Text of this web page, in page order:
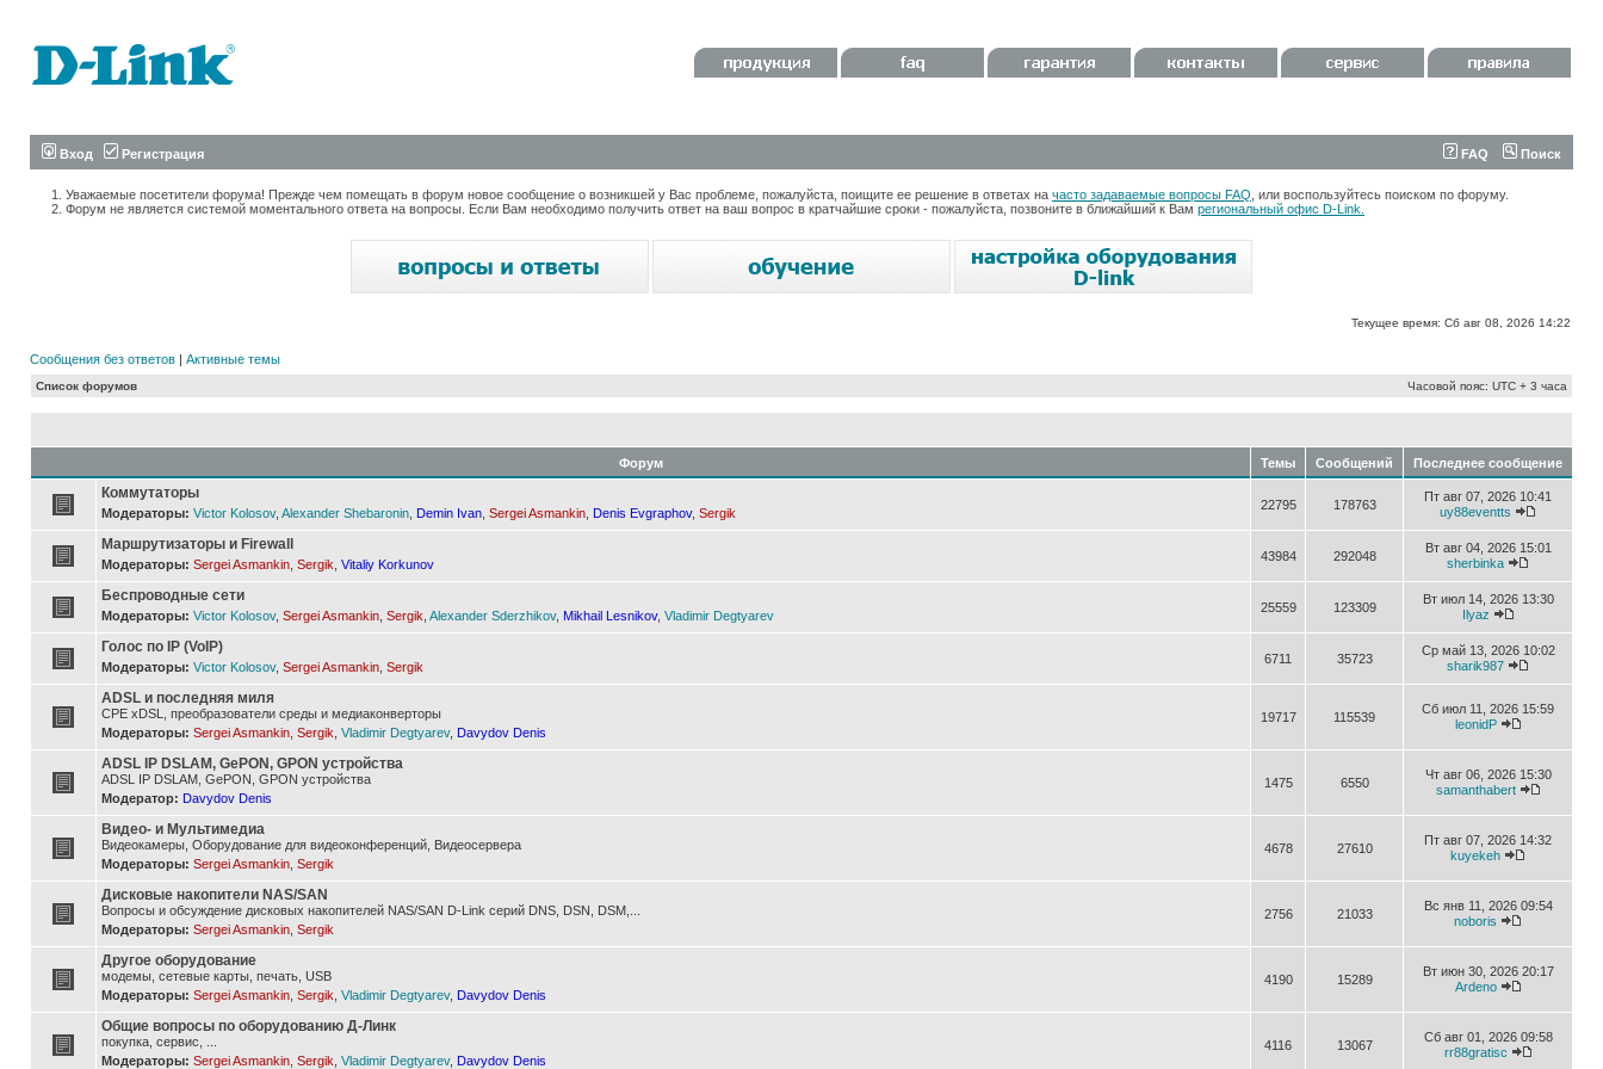
Вход Регистрация FAQ Поиск
Уважаемые посетители форума! Прежде чем помещать в форум новое сообщение о возникшей у Вас проблеме, пожалуйста, поищите ее решение в ответах на часто задаваемые вопросы FAQ , или воспользуйтесь поиском по форуму.
Форум не является системой моментального ответа на вопросы. Если Вам необходимо получить ответ на ваш вопрос в кратчайшие сроки - пожалуйста, позвоните в ближайший к Вам региональный офис D-Link.
Текущее время: Сб авг 08, 2026 14:22
Сообщения без ответов | Активные темы
Список форумов Часовой пояс: UTC + 3 часа
Форум Темы Сообщений Последнее сообщение
Коммутаторы
Модераторы: Victor Kolosov, Alexander Shebaronin Demin Ivan Sergei Asmankin Denis Evgraphov, Sergik
22795 178763
Пт авг 07, 2026 10:41
uy88eventts
Маршрутизаторы и Firewall
Модераторы: Sergei Asmankin Sergik Vitaliy Korkunov
43984 292048
Вт авг 04, 2026 15:01
sherbinka
Беспроводные сети
Модераторы: Victor Kolosov, Sergei Asmankin Sergik Alexander Sderzhikov, Mikhail Lesnikov, Vladimir Degtyarev
25559 123309
Вт июл 14, 2026 13:30
Ilyaz
Голос по IP (VoIP)
Модераторы: Victor Kolosov, Sergei Asmankin Sergik
6711 35723
Ср май 13, 2026 10:02
sharik987
ADSL и последняя миля
CPE xDSL, преобразователи среды и медиаконверторы
Модераторы: Sergei Asmankin Sergik Vladimir Degtyarev, Davydov Denis
19717 115539
Сб июл 11, 2026 15:59
leonidP
ADSL IP DSLAM, GePON, GPON устройства
ADSL IP DSLAM, GePON, GPON устройства
Модератор: Davydov Denis
1475 6550
Чт авг 06, 2026 15:30
samanthabert
Видео- и Мультимедиа
Видеокамеры, Оборудование для видеоконференций, Видеосервера
Модераторы: Sergei Asmankin Sergik
4678 27610
Пт авг 07, 2026 14:32
kuyekeh
Дисковые накопители NAS/SAN
Вопросы и обсуждение дисковых накопителей NAS/SAN D-Link серий DNS, DSN, DSM,...
Модераторы: Sergei Asmankin Sergik
2756 21033
Вс янв 11, 2026 09:54
noboris
Другое оборудование
модемы, сетевые карты, печать, USB
Модераторы: Sergei Asmankin Sergik Vladimir Degtyarev, Davydov Denis
4190 15289
Вт июн 30, 2026 20:17
Ardeno
Общие вопросы по оборудованию Д-Линк
покупка, сервис, ...
Модераторы: Sergei Asmankin Sergik Vladimir Degtyarev, Davydov Denis
4116 13067
Сб авг 01, 2026 09:58
rr88gratisc